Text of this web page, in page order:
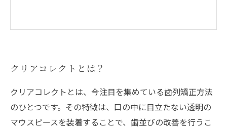
クリアコレクトとは？
クリアコレクトとは、今注目を集めている歯列矯正方法
のひとつです。その特徴は、口の中に目立たない透明の
マウスピースを装着することで、歯並びの改善を行うこ